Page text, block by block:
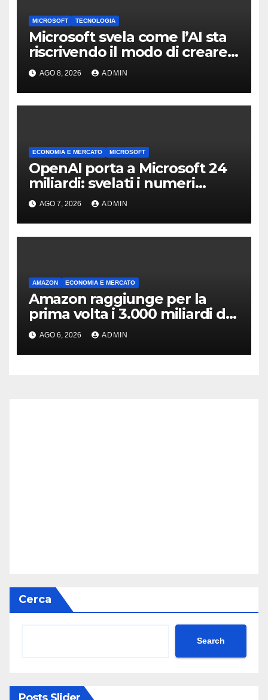
MICROSOFT TECNOLOGIA
Microsoft svela come l’AI sta
riscrivendo il modo di creare
software
AGO 8, 2026 ADMIN
ECONOMIA E MERCATO MICROSOFT
OpenAI porta a Microsoft 24
miliardi: svelati i numeri
dellaccordo
AGO 7, 2026 ADMIN
AMAZON ECONOMIA E MERCATO
Amazon raggiunge per la
prima volta i 3.000 miliardi di
capitalizzazione
AGO 6, 2026 ADMIN
Cerca
Search
Posts Slider